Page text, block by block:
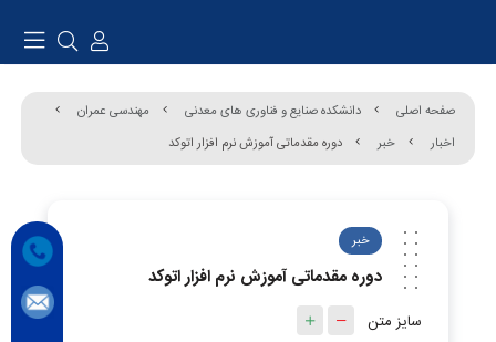
صفحه اصلی دانشکده صنایع و فناوری های معدنی
مهندسی عمران
اخبار
خبر دوره مقدماتی آموزش نرم افزار اتوکد
خبر
دوره مقدماتی آموزش نرم افزار اتوکد
سایز متن